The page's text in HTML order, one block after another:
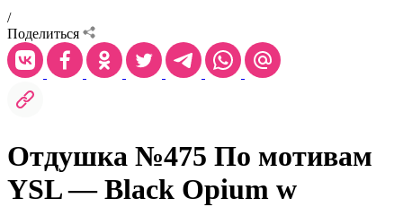
/
Поделиться
Отдушка №475 По мотивам
YSL — Black Opium w